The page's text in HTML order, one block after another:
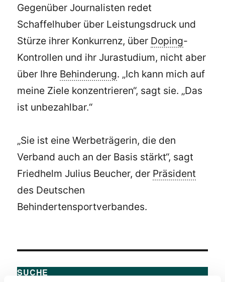
Gegenüber Journalisten redet
Schaffelhuber über Leistungsdruck und
Stürze ihrer Konkurrenz, über Doping-
Kontrollen und ihr Jurastudium, nicht aber
über Ihre Behinderung. „Ich kann mich auf
meine Ziele konzentrieren“, sagt sie. „Das
ist unbezahlbar.“
„Sie ist eine Werbeträgerin, die den
Verband auch an der Basis stärkt“, sagt
Friedhelm Julius Beucher, der Präsident
des Deutschen
Behindertensportverbandes.
SUCHE